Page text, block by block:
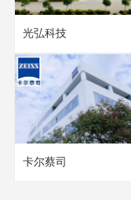
光弘科技
卡尔蔡司